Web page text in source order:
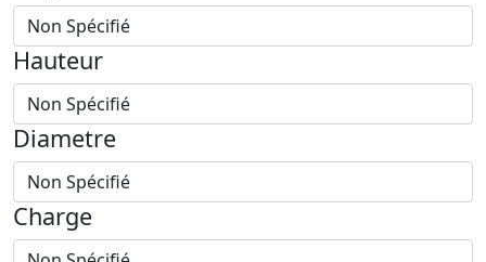
Hauteur
Diametre
Charge